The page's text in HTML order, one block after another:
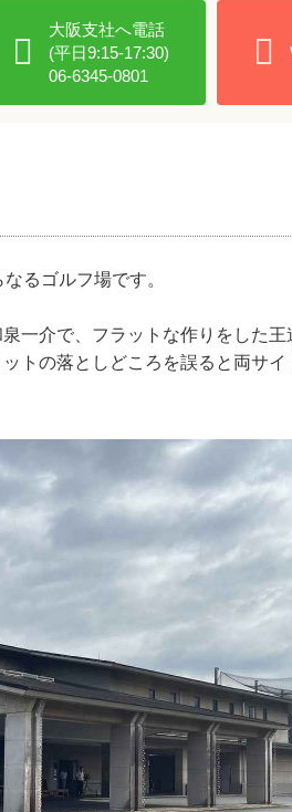
大阪支社へ電話
(平日9:15-17:30)
06-6345-0801
るゴルフ場です。
一介で、フラットな作りをした王
トの落としどころを誤ると両サ